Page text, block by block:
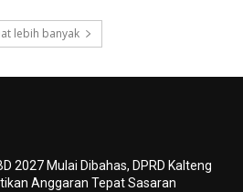
lebih banyak
2027 Mulai Dibahas, DPRD Kalteng
Anggaran Tepat Sasaran